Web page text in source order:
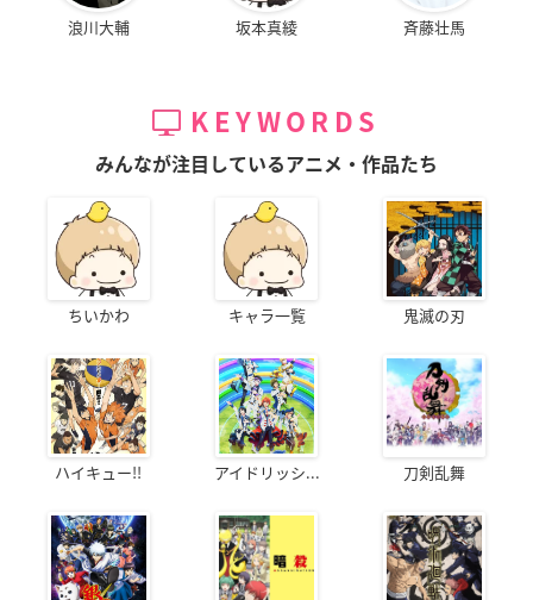
浪川大輔 坂本真綾 斉藤壮馬
KEYWORDS
みんなが注目しているアニメ・作品たち
ちいかわ キャラ一覧 鬼滅の刃
ハイキュー!! アイドリッシ... 刀剣乱舞